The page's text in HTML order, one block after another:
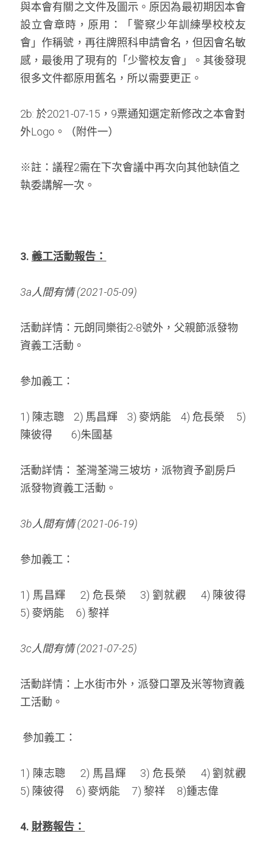
與本會有關之文件及圖示。原因為最初期因本會
設立會章時，原用：「警察少年訓練學校校友
會」作稱號，再往牌照科申請會名，但因會名敏
感，最後用了現有的「少警校友會」。其後發現
很多文件都原用舊名，所以需要更正。
2b: 於2021-07-15，9票通知選定新修改之本會對
外Logo。（附件一）
※註：議程2需在下次會議中再次向其他缺值之
執委講解一次。
3. 義工活動報告：
3a人間有情 (2021-05-09)
活動詳情： 元朗同樂街2-8號外，父親節派發物
資義工活動。
參加義工：
1) 陳志聰    2) 馬昌輝    3) 麥炳能    4) 危長榮     5)
陳彼得
   6)朱國基
活動詳情： 荃灣荃灣三坡坊，派物資予劏房戶
派發物資義工活動。
3b人間有情 (2021-06-19)
參加義工：
1) 馬昌輝     2) 危長榮     3) 劉就觀     4) 陳彼得
5) 麥炳能     6) 黎祥
3c人間有情 (2021-07-25)
活動詳情：
上水街市外，派發口罩及米等物資義
工活動。
參加義工：
1) 陳志聰     2) 馬昌輝     3) 危長榮     4) 劉就觀
5) 陳彼得     6) 麥炳能     7) 黎祥     8)鍾志偉
4. 財務報告：